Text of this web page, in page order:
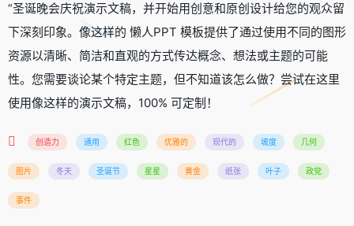
“圣诞晚会庆祝演示文稿，并开始用创意和原创设计给您的观众留
下深刻印象。像这样的 懒人PPT 模板提供了通过使用不同的图形
资源以清晰、简洁和直观的方式传达概念、想法或主题的可能
性。您需要谈论某个特定主题，但不知道该怎么做？尝试在这里
使用像这样的演示文稿，100% 可定制！
创造力 通用 红色 优雅的 现代的 坡度 几何
图片 冬天 圣诞节 星星 黄金 纸张 叶子 政党
事件